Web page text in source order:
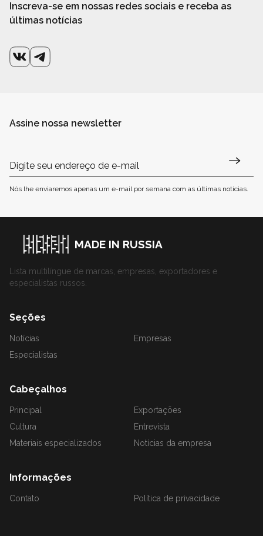
Inscreva-se em nossas redes sociais e receba as
últimas notícias
Assine nossa newsletter
Nós lhe enviaremos apenas um e-mail por semana com as últimas notícias.
MADE IN RUSSIA
Lista multilíngue de marcas, empresas, exportadores e
especialistas russos.
Seções
Notícias
Empresas
Especialistas
Cabeçalhos
Principal
Exportações
Cultura
Entrevista
Materiais especializados
Notícias da empresa
Informações
Contato Política de privacidade